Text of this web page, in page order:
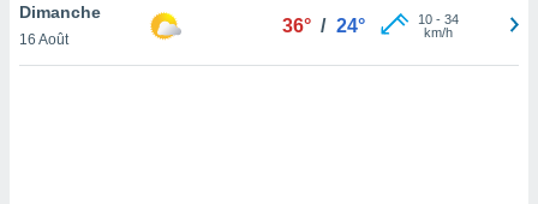
de
Dimanche
16 Août
36° / 24° 10- 34
km/h